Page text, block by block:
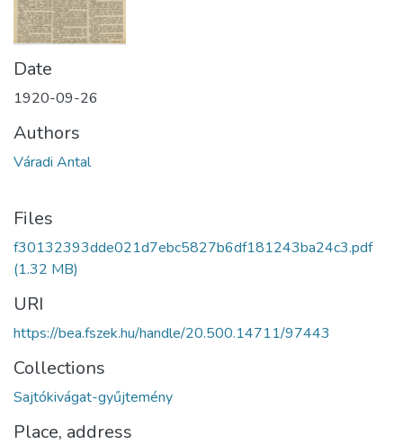
Date
1920-09-26
Authors
Váradi Antal
Files
f30132393dde021d7ebc5827b6df181243ba24c3.pdf
(1.32 MB)
URI
https://bea.fszek.hu/handle/20.500.14711/97443
Collections
Sajtókivágat-gyűjtemény
Place, address